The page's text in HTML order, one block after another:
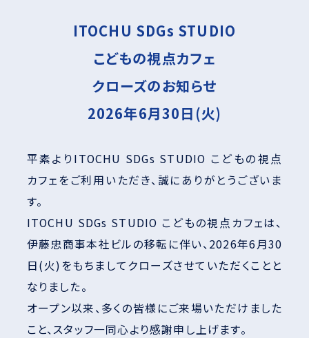
ITOCHU SDGs STUDIO
こどもの視点カフェ
クローズのお知らせ
2026年6月30日(火)
平素よりITOCHU SDGs STUDIO こどもの視点
カフェをご利用いただき、誠にありがとうございま
す。
ITOCHU SDGs STUDIO こどもの視点カフェは、
伊藤忠商事本社ビルの移転に伴い、2026年6月30
日(火)をもちましてクローズさせていただくことと
なりました。
オープン以来、多くの皆様にご来場いただけました
こと、スタッフ一同心より感謝申し上げます。